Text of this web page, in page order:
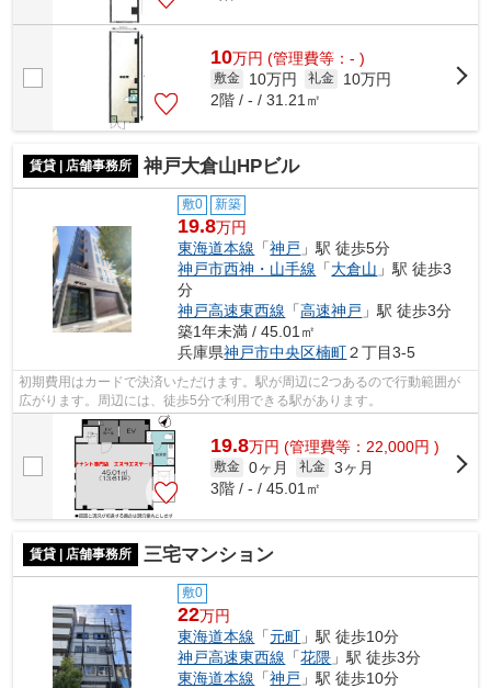
10万円 (管理費等：- )
敷金 10万円 礼金
10万円
2階 / - / 31.21㎡
賃貸 | 店舗事務所 神戸大倉山HPビル
敷0 新築
19.8万円
東海道本線 「神戸 」駅 徒歩5分
神戸市西神・山手線 「大倉山 」駅 徒歩3
分
神戸高速東西線 「高速神戸 」駅 徒歩3分
築1年未満 / 45.01㎡
兵庫県神戸市中央区楠町２丁目3-5
初期費用はカードで決済いただけます。駅が周辺に2つあるので行動範囲が
広がります。周辺には、徒歩5分で利用できる駅があります。
19.8万円 (管理費等：22,000円 )
敷金 0ヶ月 礼金 3ヶ月
3階 / - / 45.01㎡
賃貸 | 店舗事務所 三宅マンション
敷0
22万円
東海道本線 「元町 」駅 徒歩10分
神戸高速東西線 「花隈 」駅 徒歩3分
東海道本線 「神戸 」駅 徒歩10分